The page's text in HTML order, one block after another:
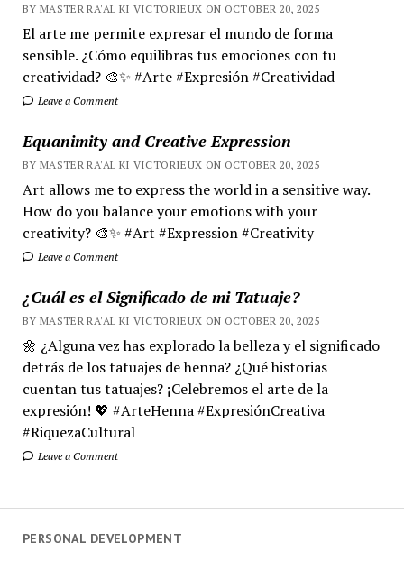
BY MASTER RA'AL KI VICTORIEUX ON OCTOBER 20, 2025
El arte me permite expresar el mundo de forma
sensible. ¿Cómo equilibras tus emociones con tu
creatividad? 🎨✨ #Arte #Expresión #Creatividad
Leave a Comment
Equanimity and Creative Expression
BY MASTER RA'AL KI VICTORIEUX ON OCTOBER 20, 2025
Art allows me to express the world in a sensitive way.
How do you balance your emotions with your
creativity? 🎨✨ #Art #Expression #Creativity
Leave a Comment
¿Cuál es el Significado de mi Tatuaje?
BY MASTER RA'AL KI VICTORIEUX ON OCTOBER 20, 2025
🌼 ¿Alguna vez has explorado la belleza y el significado
detrás de los tatuajes de henna? ¿Qué historias
cuentan tus tatuajes? ¡Celebremos el arte de la
expresión! 💖 #ArteHenna #ExpresiónCreativa
#RiquezaCultural
Leave a Comment
PERSONAL DEVELOPMENT